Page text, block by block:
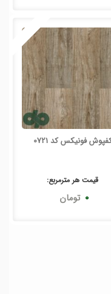
فونیکس کد 0721
قیمت هر مترمربع:
۰ تومان